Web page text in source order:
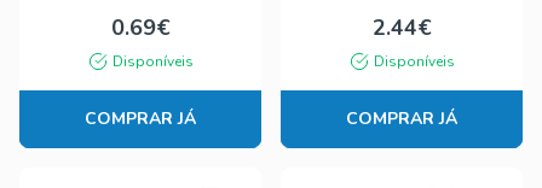
0.69€
Disponíveis
COMPRAR JÁ
2.44€
Disponíveis
COMPRAR JÁ